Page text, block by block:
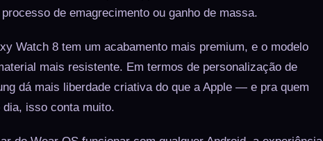
de emagrecimento ou ganho de massa.
Watch 8 tem um acabamento mais premium, e o modelo
mais resistente. Em termos de personalização de
dá mais liberdade criativa do que a Apple — e pra quem
isso conta muito.